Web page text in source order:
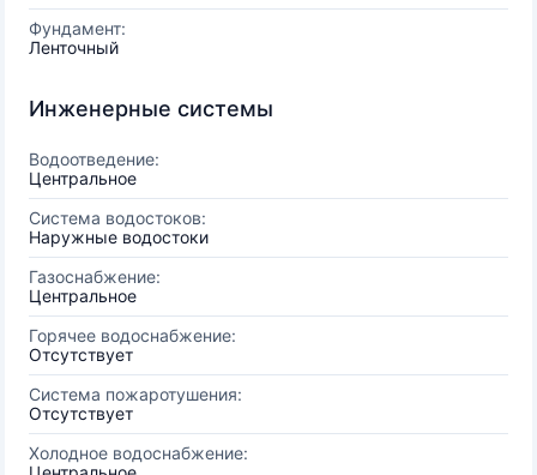
Фундамент:
Ленточный
Инженерные системы
Водоотведение:
Центральное
Система водостоков:
Наружные водостоки
Газоснабжение:
Центральное
Горячее водоснабжение:
Отсутствует
Система пожаротушения:
Отсутствует
Холодное водоснабжение: